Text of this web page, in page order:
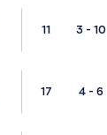
11 3 - 10
17 4 - 6